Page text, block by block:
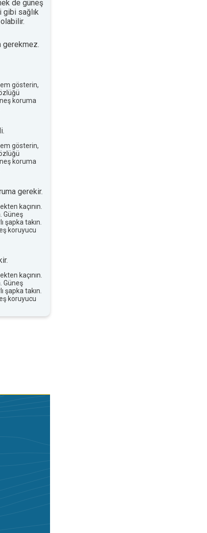
de güneş
gibi sağlık
gerekmez.
gösterin,
koruma
gösterin,
koruma
gerekir.
kaçının.
Güneş
şapka takın.
koruyucu
kaçının.
Güneş
şapka takın.
koruyucu